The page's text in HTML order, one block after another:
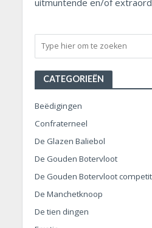
CATEGORIEËN
Beëdigingen
Confraterneel
De Glazen Baliebol
De Gouden Botervloot
De Gouden Botervloot
De Manchetknoop
De tien dingen